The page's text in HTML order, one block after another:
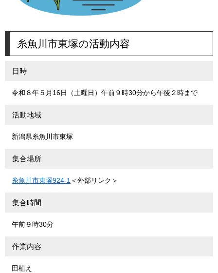
糸魚川市東塚の活動内容
日時
令和８年５月16日（土曜日）午前９時30分から午後２時まで
活動地域
新潟県糸魚川市東塚
集合場所
糸魚川市東塚924-1 ＜外部リンク＞
集合時間
午前９時30分
作業内容
田植え